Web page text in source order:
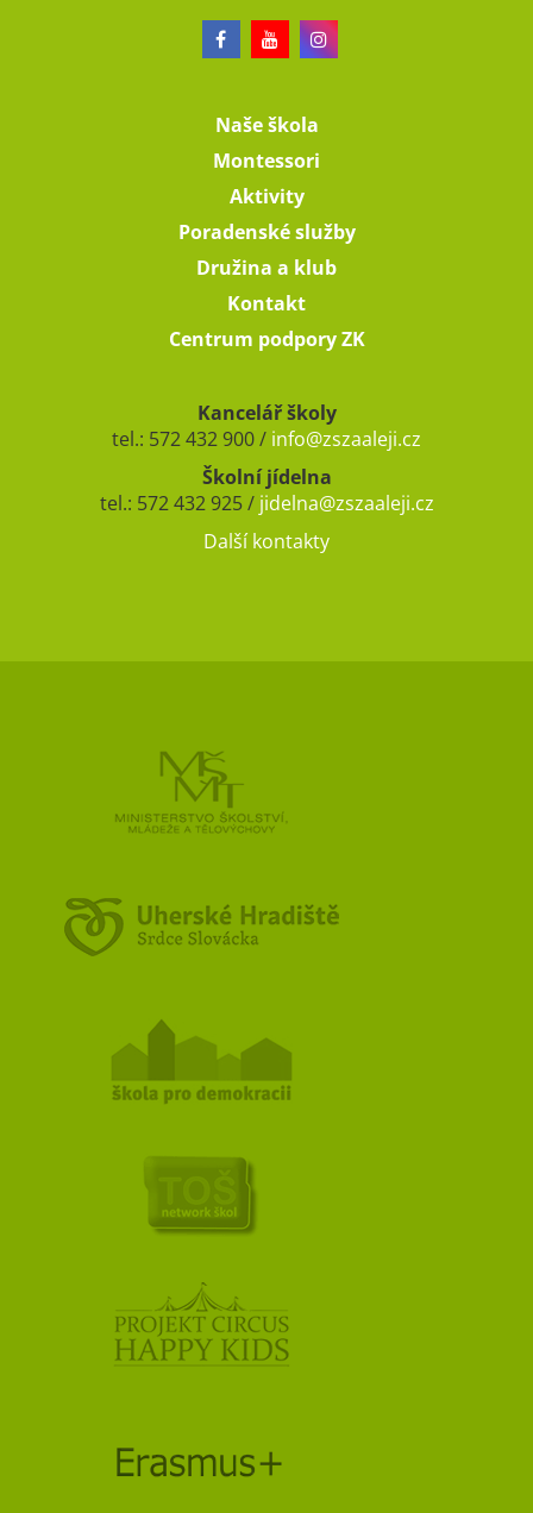
Naše škola
Montessori
Aktivity
Poradenské služby
Družina a klub
Kontakt
Centrum podpory ZK
Kancelář školy
tel.: 572 432 900 / info@zszaaleji.cz
Školní jídelna
tel.: 572 432 925 / jidelna@zszaaleji.cz
Další kontakty